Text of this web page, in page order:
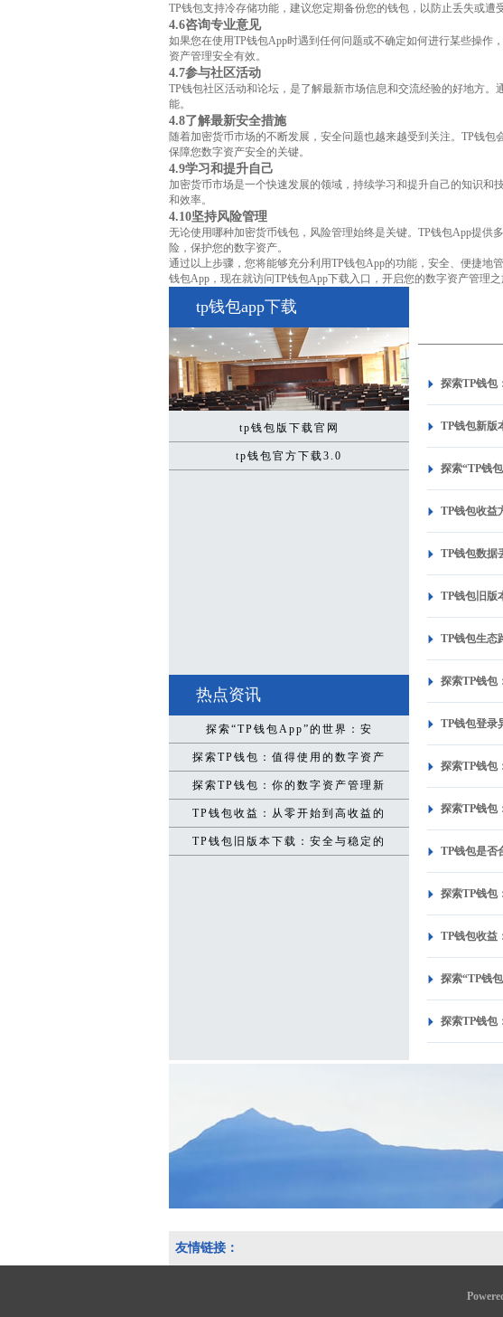
TP钱包支持冷存储功能，建议您定期备份您的钱包，以防止丢失或
4.6咨询专业意见
如果您在使用TP钱包App时遇到任何问题或不确定如何进行某些操
资产管理安全有效。
4.7参与社区活动
TP钱包社区活动和论坛，是了解最新市场信息和交流经验的好地方
能。
4.8了解最新安全措施
随着加密货币市场的不断发展，安全问题也越来越受到关注。TP钱
保障您数字资产安全的关键。
4.9学习和提升自己
加密货币市场是一个快速发展的领域，持续学习和提升自己的知识
和效率。
4.10坚持风险管理
无论使用哪种加密货币钱包，风险管理始终是关键。TP钱包App提
险，保护您的数字资产。
通过以上步骤，您将能够充分利用TP钱包App的功能，安全、便捷地
钱包App，现在就访问TP钱包App下载入口，开启您的数字资产管理之
tp钱包app下载
tp钱包版下载官网
tp钱包官方下载3.0
热点资讯
探索“TP钱包App”的世界：安
探索TP钱包：值得使用的数字资产
探索TP钱包：你的数字资产管理新
TP钱包收益：从零开始到高收益的
TP钱包旧版本下载：安全与稳定的
探索TP钱包
TP钱包新版
探索“TP钱
TP钱包收益
TP钱包数据
TP钱包旧版
TP钱包生态
探索TP钱包
TP钱包登录
探索TP钱包
探索TP钱包
TP钱包是否
探索TP钱包
TP钱包收益
探索“TP钱
探索TP钱包
友情链接：